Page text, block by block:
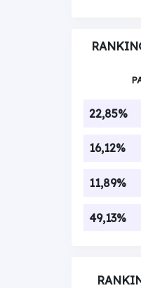
22,85%
16,12%
11,89%
49,13%